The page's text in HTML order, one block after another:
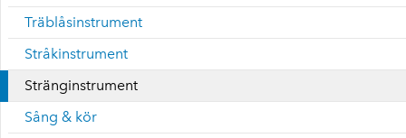
Träblåsinstrument
Stråkinstrument
Stränginstrument
Sång & kör